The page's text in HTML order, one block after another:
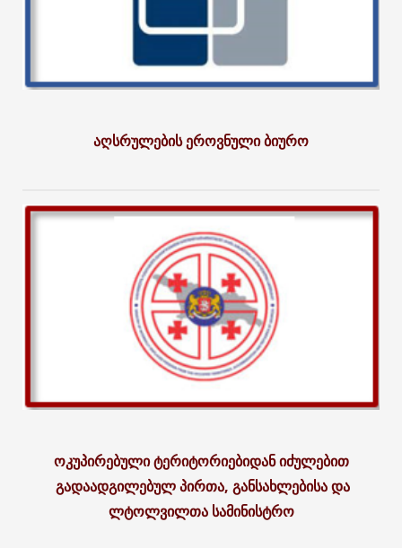
აღსრულების ეროვნული ბიურო
ოკუპირებული ტერიტორიებიდან იძულებით
გადაადგილებულ პირთა, განსახლებისა და
ლტოლვილთა სამინისტრო